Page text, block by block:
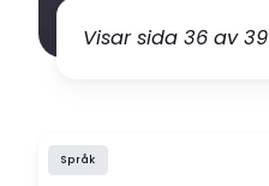
Visar sida 36 av 39
Språk